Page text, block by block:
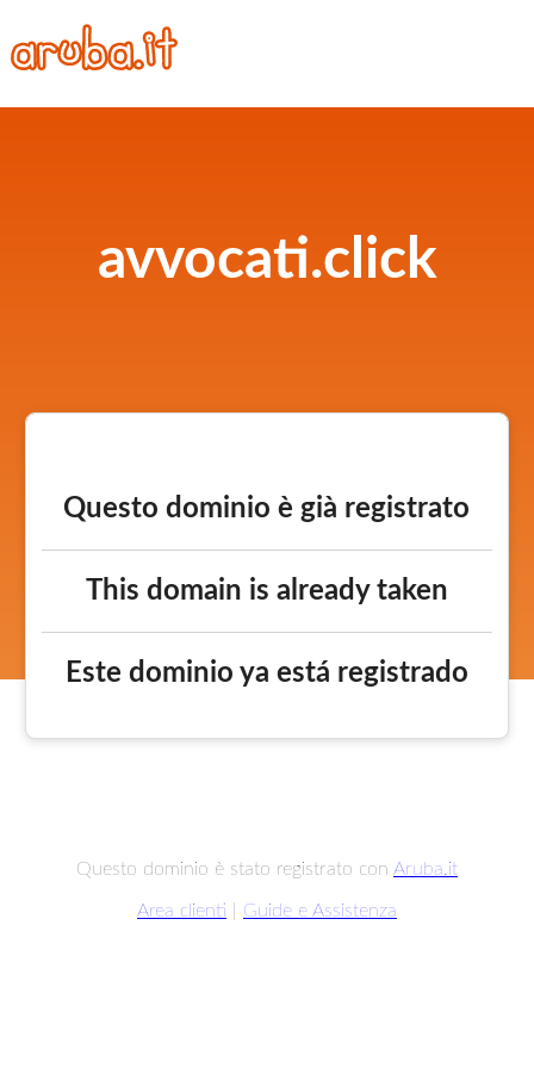
avvocati.click
Questo dominio è già registrato
This domain is already taken
Este dominio ya está registrado
Questo dominio è stato registrato con Aruba.it
Area clienti Guide e Assistenza